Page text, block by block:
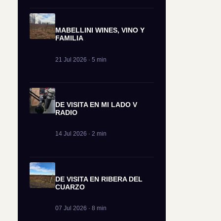
MABELLINI WINES, VINO Y
FAMILIA
21 Jul 2026 · 5 min
DE VISITA EN MI LADO V
RADIO
14 Jul 2026 · 2 min
DE VISITA EN RIBERA DEL
CUARZO
07 Jul 2026 · 8 min